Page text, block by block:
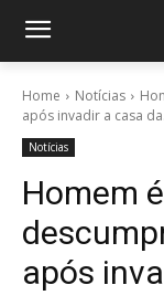
Home Notícias
após invadir a casa
Notícias
Homem
após